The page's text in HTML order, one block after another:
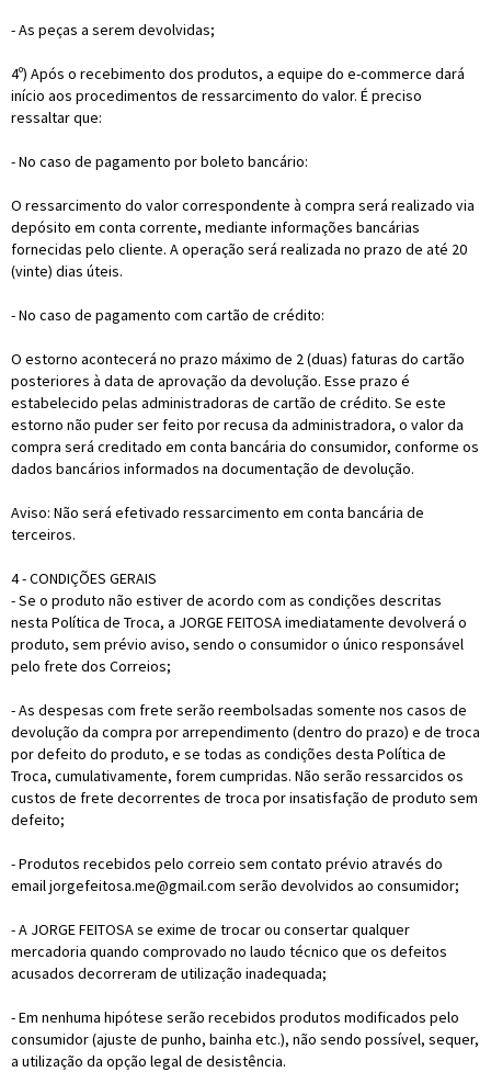
- As peças a serem devolvidas;
4º) Após o recebimento dos produtos, a equipe do e-commerce dará
início aos procedimentos de ressarcimento do valor. É preciso
ressaltar que:
- No caso de pagamento por boleto bancário:
O ressarcimento do valor correspondente à compra será realizado via
depósito em conta corrente, mediante informações bancárias
fornecidas pelo cliente. A operação será realizada no prazo de até 20
(vinte) dias úteis.
- No caso de pagamento com cartão de crédito:
O estorno acontecerá no prazo máximo de 2 (duas) faturas do cartão
posteriores à data de aprovação da devolução. Esse prazo é
estabelecido pelas administradoras de cartão de crédito. Se este
estorno não puder ser feito por recusa da administradora, o valor da
compra será creditado em conta bancária do consumidor, conforme os
dados bancários informados na documentação de devolução.
Aviso: Não será efetivado ressarcimento em conta bancária de
terceiros.
4 - CONDIÇÕES GERAIS
- Se o produto não estiver de acordo com as condições descritas
nesta Política de Troca, a JORGE FEITOSA imediatamente devolverá o
produto, sem prévio aviso, sendo o consumidor o único responsável
pelo frete dos Correios;
- As despesas com frete serão reembolsadas somente nos casos de
devolução da compra por arrependimento (dentro do prazo) e de troca
por defeito do produto, e se todas as condições desta Política de
Troca, cumulativamente, forem cumpridas. Não serão ressarcidos os
custos de frete decorrentes de troca por insatisfação de produto sem
defeito;
- Produtos recebidos pelo correio sem contato prévio através do
email jorgefeitosa.me@gmail.com serão devolvidos ao consumidor;
- A JORGE FEITOSA se exime de trocar ou consertar qualquer
mercadoria quando comprovado no laudo técnico que os defeitos
acusados decorreram de utilização inadequada;
- Em nenhuma hipótese serão recebidos produtos modificados pelo
consumidor (ajuste de punho, bainha etc.), não sendo possível, sequer,
a utilização da opção legal de desistência.